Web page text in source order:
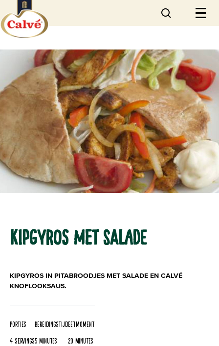
KIPGYROS MET SALADE
KIPGYROS IN PITABROODJES MET SALADE EN CALVÉ
KNOFLOOKSAUS.
Porties
4 servings
Bereidingstijd
5 Minutes
Eetmoment
20 Minutes